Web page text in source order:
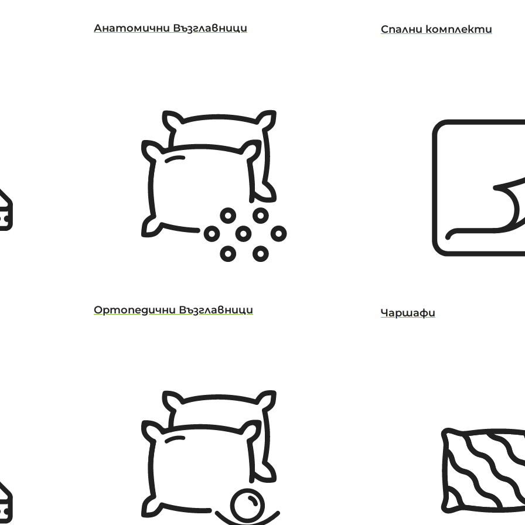
Анатомични Възглавници
Ортопедични Възглавници
Спални комплекти
Чаршафи